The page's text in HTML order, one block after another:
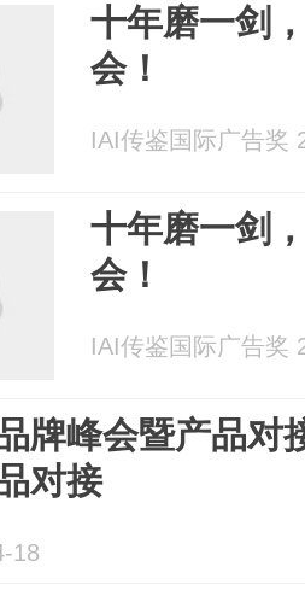
十年磨一剑
会！
IAI传鉴国际广告奖
十年磨一剑
会！
IAI传鉴国际广告奖
牌峰会暨产品对
对接
18